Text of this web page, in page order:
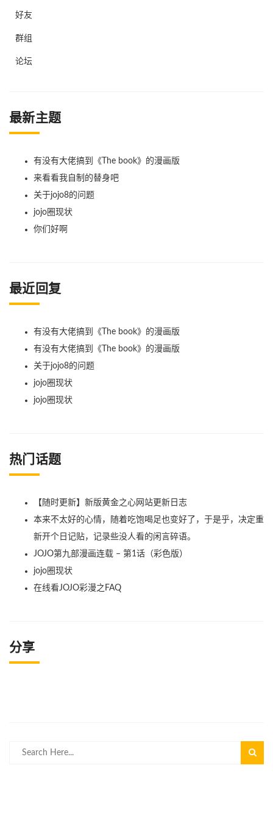
好友
群组
论坛
最新主题
有没有大佬搞到《The book》的漫画版
来看看我自制的替身吧
关于jojo8的问题
jojo圈现状
你们好啊
最近回复
有没有大佬搞到《The book》的漫画版
有没有大佬搞到《The book》的漫画版
关于jojo8的问题
jojo圈现状
jojo圈现状
热门话题
【随时更新】新版黄金之心网站更新日志
本来不太好的心情，随着吃饱喝足也变好了，于是乎，决定重
新开个日记贴，记录些没人看的闲言碎语。
JOJO第九部漫画连载 – 第1话（彩色版）
jojo圈现状
在线看JOJO彩漫之FAQ
分享